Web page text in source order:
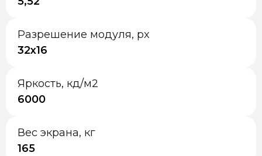
Разрешение модуля, px
32x16
Яркость, кд/м2
6000
Вес экрана, кг
165